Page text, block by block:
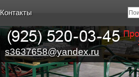
Контакты
s3637658@yandex.ru